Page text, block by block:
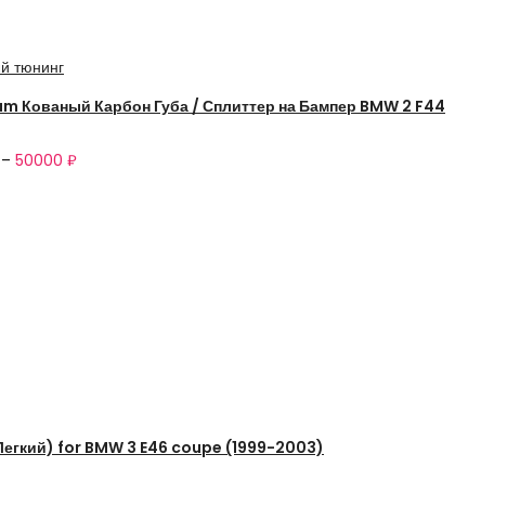
тюнинг
Кованый Карбон Губа / Сплиттер на Бампер BMW 2 F44
– 50000 ₽
for BMW 3 E46 coupe (1999-2003)